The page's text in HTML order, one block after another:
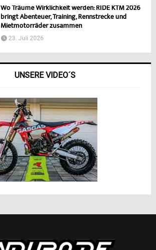
Wo Träume Wirklichkeit werden: RIDE KTM 2026
bringt Abenteuer, Training, Rennstrecke und
Mietmotorräder zusammen
23. Juli 2026
UNSERE VIDEO´S